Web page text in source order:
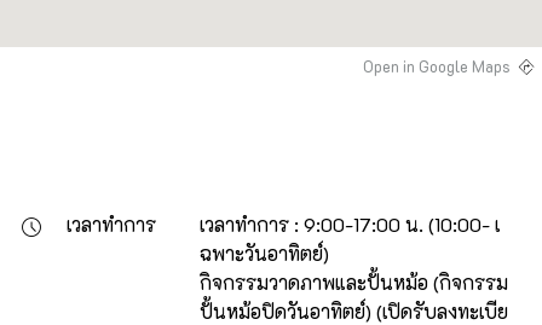
Open in Google Maps
เวลาทำการ
เวลาทำการ : 9:00-17:00 น. (10:00- เ
ฉพาะวันอาทิตย์)
กิจกรรมวาดภาพและปั้นหม้อ (กิจกรรม
ปั้นหม้อปิดวันอาทิตย์) (เปิดรับลงทะเบีย